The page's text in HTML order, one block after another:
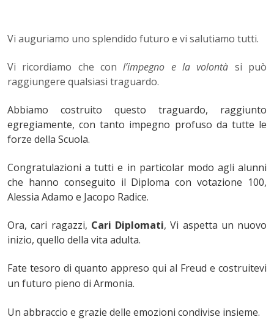
Vi auguriamo uno splendido futuro e vi salutiamo tutti.
Vi ricordiamo che conl’impegno e la volontà si può
raggiungere qualsiasi traguardo.
Abbiamo costruito questo traguardo, raggiunto
egregiamente, con tanto impegno profuso da tutte le
forze della Scuola.
Congratulazioni a tutti e in particolar modo agli alunni
che hanno conseguito il Diploma con votazione 100,
Alessia Adamo e Jacopo Radice.
Ora, cari ragazzi, Cari Diplomati, Vi aspetta un nuovo
inizio, quello della vita adulta.
Fate tesoro di quanto appreso qui al Freud e costruitevi
un futuro pieno di Armonia.
Un abbraccio e grazie delle emozioni condivise insieme.